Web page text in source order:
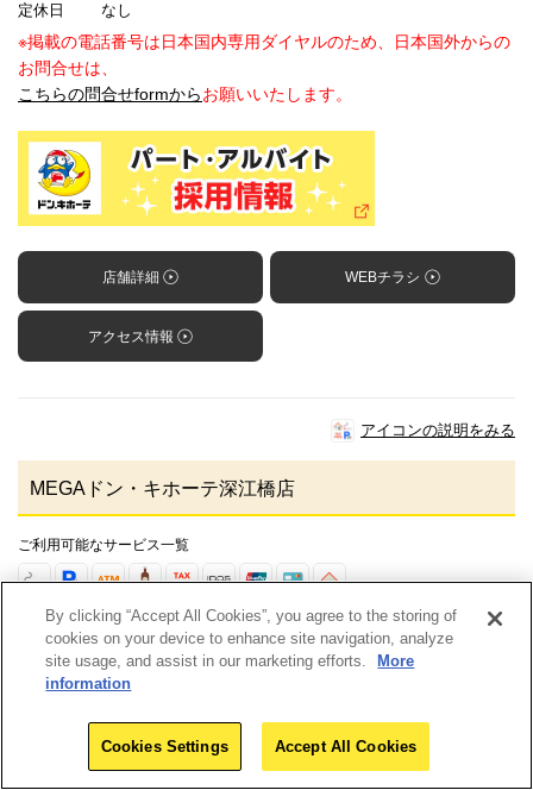
定休日
なし
※掲載の電話番号は日本国内専用ダイヤルのため、日本国外からの
お問合せは、
こちらの問合せformからお願いいたします。
店舗詳細 WEBチラシ
アクセス情報
アイコンの説明をみる
MEGAドン・キホーテ深江橋店
ご利用可能なサービス一覧
ご利用可能な電子マネー一覧
By clicking “Accept All Cookies”, you agree to the storing of
cookies on your device to enhance site navigation, analyze
site usage, and assist in our marketing efforts.
More
information
Cookies Settings Accept All Cookies